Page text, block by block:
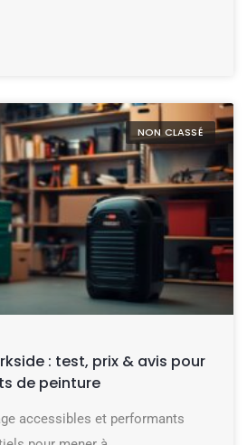
NON CLASSÉ
: test, prix & avis pour
de peinture
accessibles et performants